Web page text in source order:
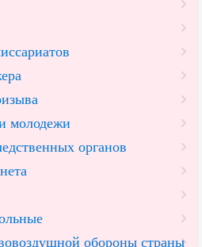
молодежи
органов
обороны страны